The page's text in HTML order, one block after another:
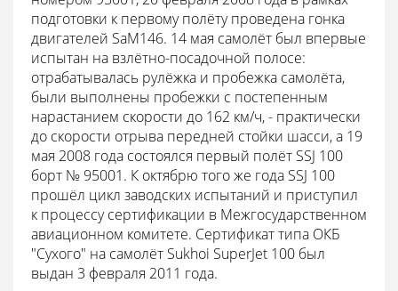
подготовки к первому полёту проведена гонка
двигателей SaM146. 14 мая самолёт был впервые
испытан на взлётно-посадочной полосе:
отрабатывалась рулёжка и пробежка самолёта,
были выполнены пробежки с постепенным
нарастанием скорости до 162 км/ч, - практически
до скорости отрыва передней стойки шасси, а 19
мая 2008 года состоялся первый полёт SSJ 100
борт № 95001. К октябрю того же года SSJ 100
прошёл цикл заводских испытаний и приступил
к процессу сертификации в Межгосударственном
авиационном комитете. Сертификат типа ОКБ
"Сухого" на самолёт Sukhoi SuperJet 100 был
выдан 3 февраля 2011 года.